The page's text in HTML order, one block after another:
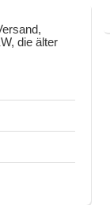
die älter